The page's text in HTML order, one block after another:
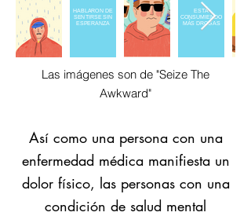
HABLARON DE
SENTIRSE SIN
ESPERANZA
ESTÁ
CONSUMIENDO
MÁS DROGAS
Las imágenes son de "Seize The
Awkward"
Así como una persona con una
enfermedad médica manifiesta un
dolor físico, las personas con una
condición de salud mental